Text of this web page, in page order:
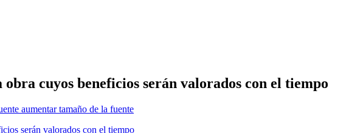
cuyos beneficios serán valorados con el tiempo
aumentar tamaño de la fuente